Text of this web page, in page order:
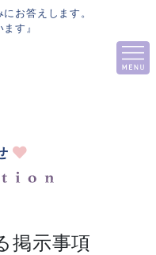
お答えします。
す』
掲示事項